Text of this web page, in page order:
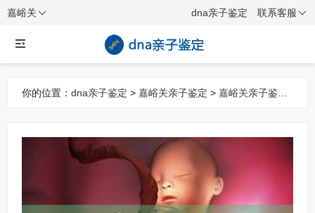
嘉峪关 dna亲子鉴定 联系客服
你的位置： dna亲子鉴定 > 嘉峪关亲子鉴定 > 嘉峪关亲子鉴定